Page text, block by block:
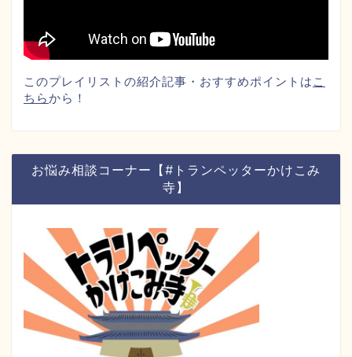
このプレイリストの紹介記事・おすすめポイントは こ
ちらから！
お悩み相談コーナー【#トランペッターかけこみ
寺】